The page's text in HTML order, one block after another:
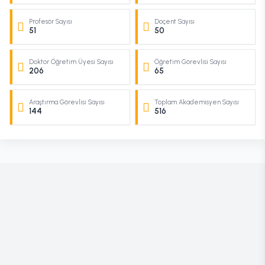
Profesör Sayısı
51
Doçent Sayısı
50
Doktor Öğretim Üyesi Sayısı
206
Öğretim Görevlisi Sayısı
65
Araştırma Görevlisi Sayısı
144
Toplam Akademisyen Sayısı
516